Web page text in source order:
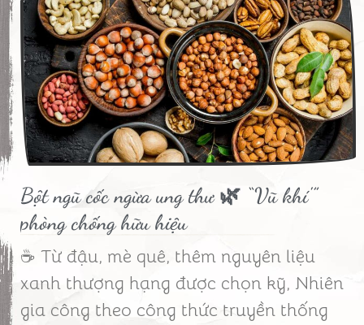
Bột ngũ cốc ngừa ung thư 🌿 “Vũ khí'”
phòng chống hữu hiệu
☕ Từ đậu, mè quê, thêm nguyên liệu
xanh thượng hạng được chọn kỹ, Nhiên
gia công theo công thức truyền thống